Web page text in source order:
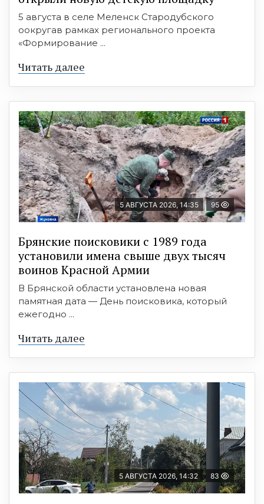
5 августа в селе Меленск Стародубского
оокругав рамках регионального проекта
«Формирование ...
Читать далее
5 АВГУСТА 2026, 14:35 95
Брянские поисковики с 1989 года
установили имена свыше двух тысяч
воинов Красной Армии
В Брянской области установлена новая
памятная дата — День поисковика, который
ежегодно ...
Читать далее
5 АВГУСТА 2026, 14:32 83